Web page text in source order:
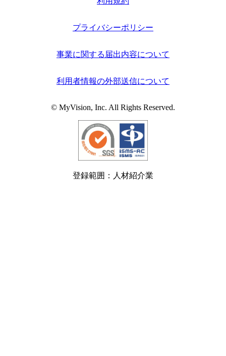
プライバシーポリシー
事業に関する届出内容について
利用者情報の外部送信について
© MyVision, Inc. All Rights Reserved.
登録範囲：人材紹介業